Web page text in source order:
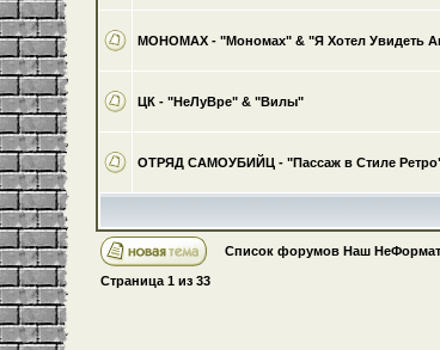
МОНОМАХ - "Мономах" & "Я Хотел Увидеть
ЦК - "НеЛуВре" & "Вилы"
ОТРЯД САМОУБИЙЦ - "Пассаж в Стиле
Список форумов Наш НеФормат
Страница 1из 33